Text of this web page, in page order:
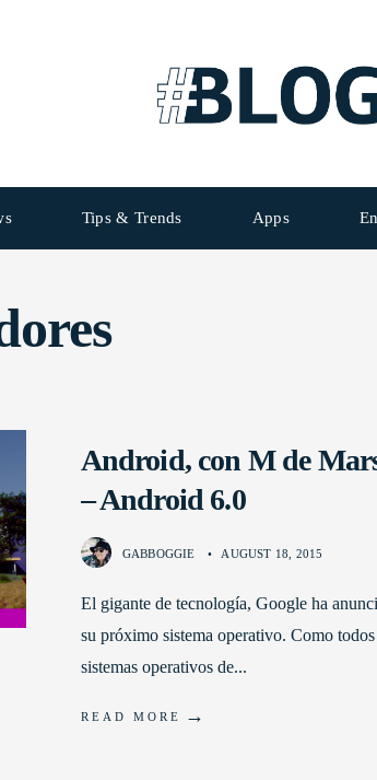
Tips & Trends Apps
Android, con M de
– Android 6.0
GABBOGGIE • AUGUST 18, 2015
El gigante de tecnología, Google ha
su próximo sistema operativo. Como todos
sistemas operativos de...
READ MORE →